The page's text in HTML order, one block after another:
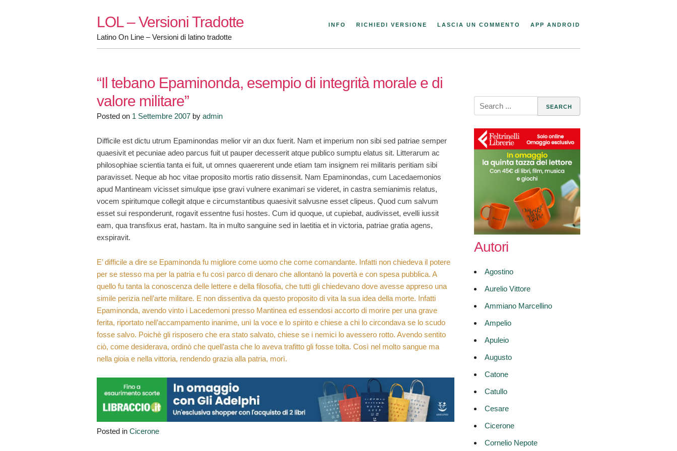
LOL – Versioni Tradotte
Latino On Line – Versioni di latino tradotte
INFO RICHIEDI VERSIONE LASCIA UN COMMENTO APP ANDROID
“Il tebano Epaminonda, esempio di integrità morale e di
valore militare”
Posted on 1 Settembre 2007 by admin
Difficile est dictu utrum Epaminondas melior vir an dux fuerit. Nam et imperium non sibi sed patriae semper
quaesivit et pecuniae adeo parcus fuit ut pauper decesserit atque publico sumptu elatus sit. Litterarum ac
philosophiae scientia tanta ei fuit, ut omnes quaererent unde etiam tam insignem rei militaris peritiam sibi
paravisset. Neque ab hoc vitae proposito mortis ratio dissensit. Nam Epaminondas, cum Lacedaemonios
apud Mantineam vicisset simulque ipse gravi vulnere exanimari se videret, in castra semianimis relatus,
vocem spiritumque collegit atque e circumstantibus quaesivit salvusne esset clipeus. Quod cum salvum
esset sui responderunt, rogavit essentne fusi hostes. Cum id quoque, ut cupiebat, audivisset, evelli iussit
eam, qua transfixus erat, hastam. Ita in multo sanguine sed in laetitia et in victoria, patriae gratia agens,
exspiravit.
E’ difficile a dire se Epaminonda fu migliore come uomo che come comandante. Infatti non chiedeva il potere
per se stesso ma per la patria e fu così parco di denaro che allontanò la povertà e con spesa pubblica. A
quello fu tanta la conoscenza delle lettere e della filosofia, che tutti gli chiedevano dove avesse appreso una
simile perizia nell’arte militare. E non dissentiva da questo proposito di vita la sua idea della morte. Infatti
Epaminonda, avendo vinto i Lacedemoni presso Mantinea ed essendosi accorto di morire per una grave
ferita, riportato nell’accampamento inanime, unì la voce e lo spirito e chiese a chi lo circondava se lo scudo
fosse salvo. Poichè gli risposero che era stato salvato, chiese se i nemici lo avessero rotto. Avendo sentito
ciò, come desiderava, ordinò che quell’asta che lo aveva trafitto gli fosse tolta. Così nel molto sangue ma
nella gioia e nella vittoria, rendendo grazia alla patria, morì.
Posted in Cicerone
Search
for:
Autori
Agostino
Aurelio Vittore
Ammiano Marcellino
Ampelio
Apuleio
Augusto
Catone
Catullo
Cesare
Cicerone
Cornelio Nepote